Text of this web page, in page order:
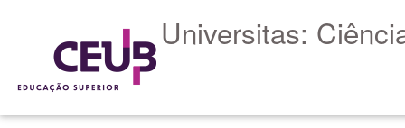
Universitas: